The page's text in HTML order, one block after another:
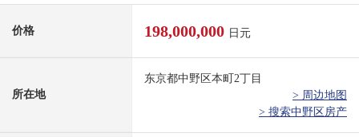
价格 198,000,000 日元
所在地
东京都中野区本町2丁目
> 周边地图
> 搜索中野区房产